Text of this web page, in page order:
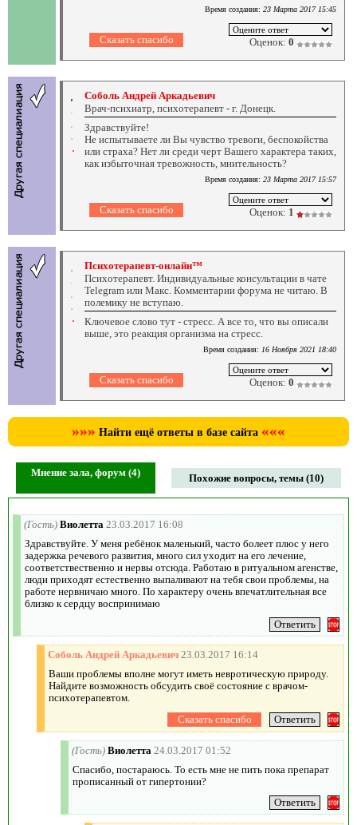
Время создания: 23 Марта 2017 15:45
Оценок: 0
Соболь Андрей Аркадьевич
Врач-психиатр, психотерапевт - г. Донецк.
Здравствуйте!
Не испытываете ли Вы чувство тревоги, беспокойства
или страха? Нет ли среди черт Вашего характера таких,
как избыточная тревожность, мнительность?
Время создания: 23 Марта 2017 15:57
Оценок: 1
Психотерапевт-онлайн™
Психотерапевт. Индивидуальные консультации в чате
Telegram или Макс. Комментарии форума не читаю. В
полемику не вступаю.
Ключевое слово тут - стресс. А все то, что вы описали
выше, это реакция организма на стресс.
Время создания: 16 Ноября 2021 18:40
Оценок: 0
»»» Найти ещё ответы в базе сайта «««
Мнение зала, форум (4) Похожие вопросы, темы (10)
(Гость) Виолетта 23.03.2017 16:08
Здравствуйте. У меня ребёнок маленький, часто болеет плюс у него
задержка речевого развития, много сил уходит на его лечение,
соответствественно и нервы отсюда. Работаю в ритуальном агенстве,
люди приходят естественно выпаливают на тебя свои проблемы, на
работе нервничаю много. По характеру очень впечатлительная все
близко к сердцу воспринимаю
Соболь Андрей Аркадьевич 23.03.2017 16:14
Ваши проблемы вполне могут иметь невротическую природу.
Найдите возможность обсудить своё состояние с врачом-
психотерапевтом.
(Гость) Виолетта 24.03.2017 01:52
Спасибо, постараюсь. То есть мне не пить пока препарат
прописанный от гипертонии?